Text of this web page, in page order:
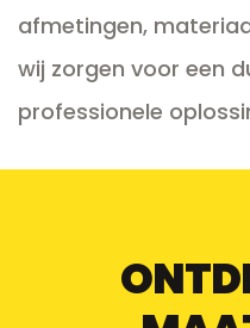
afmetingen,
wij zorgen voor een
professionele